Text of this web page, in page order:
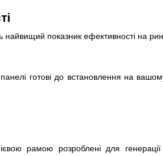
найвищий показник ефективності на
готові до встановлення на
рамою розроблені для